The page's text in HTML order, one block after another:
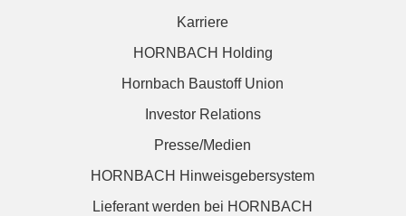
Karriere
HORNBACH Holding
Hornbach Baustoff Union
Investor Relations
Presse/Medien
HORNBACH Hinweisgebersystem
Lieferant werden bei HORNBACH